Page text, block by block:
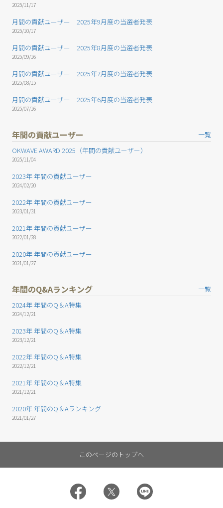
2025/11/17
月間の貢献ユーザー 2025年9月度の当選者発表
2025/10/17
月間の貢献ユーザー 2025年8月度の当選者発表
2025/09/16
月間の貢献ユーザー 2025年7月度の当選者発表
2025/08/15
月間の貢献ユーザー 2025年6月度の当選者発表
2025/07/16
年間の貢献ユーザー
一覧
OKWAVE AWARD 2025（年間の貢献ユーザー）
2025/11/04
2023年 年間の貢献ユーザー
2024/02/20
2022年 年間の貢献ユーザー
2023/01/31
2021年 年間の貢献ユーザー
2022/01/28
2020年 年間の貢献ユーザー
2021/01/27
年間のQ&Aランキング
一覧
2024年 年間のQ＆A特集
2024/12/21
2023年 年間のQ＆A特集
2023/12/21
2022年 年間のQ＆A特集
2022/12/21
2021年 年間のQ＆A特集
2021/12/21
2020年 年間のQ＆Aランキング
2021/01/27
このページのトップへ